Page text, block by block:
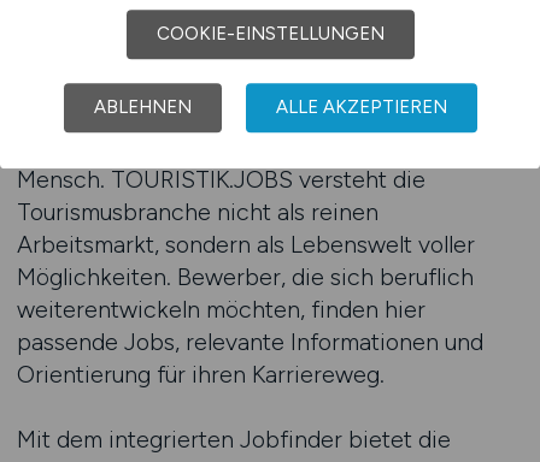
Nachhaltigkeit und langfristige Entwicklung
fördern. Die Plattform steht für Qualität,
Transparenz und Branchenkompetenz – und gilt
als Jobbörse Nr. 1 im deutschsprachigen
Mensch. TOURISTIK.JOBS versteht die
Tourismusbranche nicht als reinen
Arbeitsmarkt, sondern als Lebenswelt voller
Möglichkeiten. Bewerber, die sich beruflich
weiterentwickeln möchten, finden hier
passende Jobs, relevante Informationen und
Orientierung für ihren Karriereweg.
Mit dem integrierten Jobfinder bietet die
COOKIE-EINSTELLUNGEN
ABLEHNEN ALLE AKZEPTIEREN